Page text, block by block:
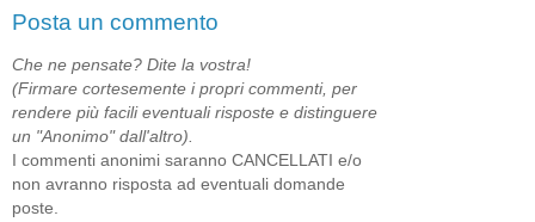
Posta un commento
Che ne pensate? Dite la vostra!
(Firmare cortesemente i propri commenti, per
rendere più facili eventuali risposte e distinguere
un "Anonimo" dall'altro).
I commenti anonimi saranno CANCELLATI e/o
non avranno risposta ad eventuali domande
poste.